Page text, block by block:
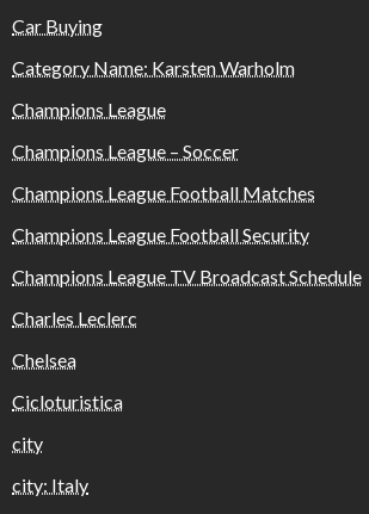
Car Buying
Category Name: Karsten Warholm
Champions League
Champions League – Soccer
Champions League Football Matches
Champions League Football Security
Champions League TV Broadcast Schedule
Charles Leclerc
Chelsea
Cicloturistica
city
city: Italy